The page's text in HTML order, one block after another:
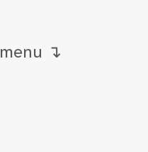
menu ↴